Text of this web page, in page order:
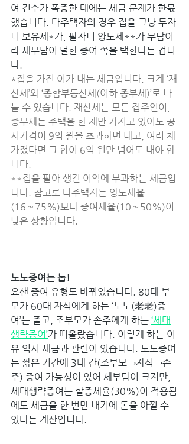
여 건수가 폭증한 데에는 세금 문제가 한몫
했습니다. 다주택자의 경우 집을 그냥 두자
니 보유세*가, 팔자니 양도세**가 부담이
라 세부담이 덜한 증여 쪽을 택한다는 겁니
다.
*집을 가진 이가 내는 세금입니다. 크게 ‘재
산세’와 ‘종합부동산세(이하 종부세)’로 나
눌 수 있습니다. 재산세는 모든 집주인이,
종부세는 주택을 한 채만 가지고 있어도 공
시가격이 9억 원을 초과하면 내고, 여러 채
가졌다면 그 합이 6억 원만 넘어도 내야 합
니다.
**집을 팔아 생긴 이익에 부과하는 세금입
니다. 참고로 다주택자는 양도세율
(16∼75%)보다 증여세율(10∼50%)이
낮은 상황입니다.
노노증여는 놉!
요샌 증여 유형도 바뀌었습니다. 80대 부
모가 60대 자식에게 하는 ‘노노(老老)증
여’는 줄고, 조부모가 손주에게 하는 ‘세대
생략증여’가 떠올랐습니다. 이렇게 하는 이
유 역시 세금과 관련이 있습니다. 노노증여
는 짧은 기간에 3대 간(조부모→자식→손
주) 증여 가능성이 있어 세부담이 크지만,
세대생략증여는 할증세율(30%)이 적용됨
에도 세금을 한 번만 내기에 돈을 아낄 수
있다는 계산입니다.